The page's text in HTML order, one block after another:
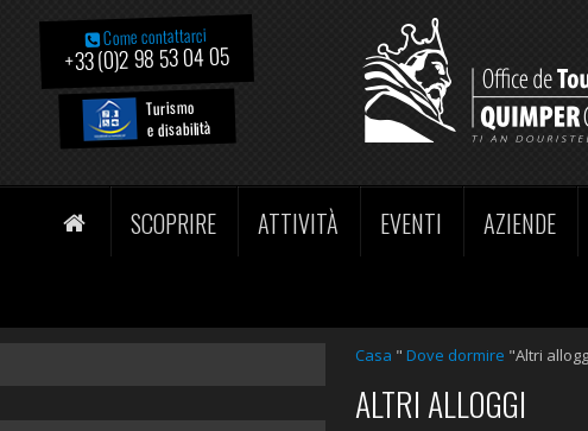
Come contattarci
+33 (0)2 98 53 04 05
Turismo
e disabilità
SCOPRIRE ATTIVITÀ EVENTI AZIENDE
Casa " Dove dormire "Altri
ALTRI ALLOGGI